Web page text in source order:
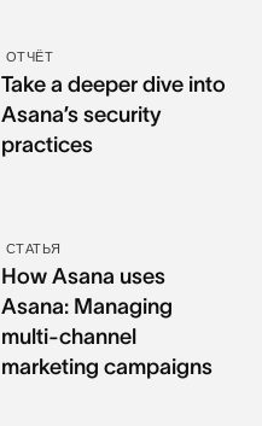
ОТЧЁТ
Take a deeper dive into
Asana’s security
practices
СТАТЬЯ
How Asana uses
Asana: Managing
multi-channel
marketing campaigns